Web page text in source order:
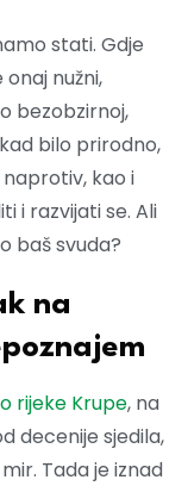
stati. Gdje
nužni,
bezobzirnoj,
bilo prirodno,
kao i
i razvijati se. Ali
baš svuda?
na
rijeke Krupe, na
decenije sjedila,
Tada je iznad